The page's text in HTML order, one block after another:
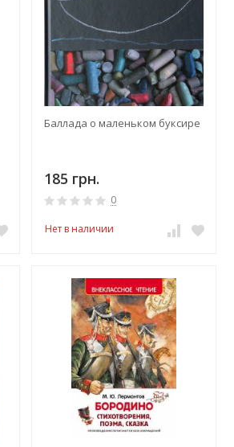
Баллада о маленьком буксире
185 грн.
0
Нет в наличии